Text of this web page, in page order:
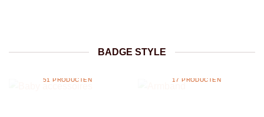
BADGE STYLE
51 PRODUCTEN 17 PRODUCTEN